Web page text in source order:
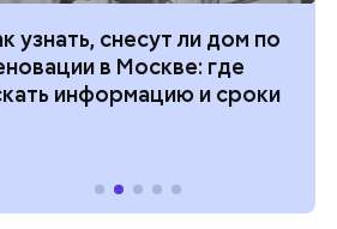
узнать, снесут ли дом по
в Москве: где
информацию и сроки